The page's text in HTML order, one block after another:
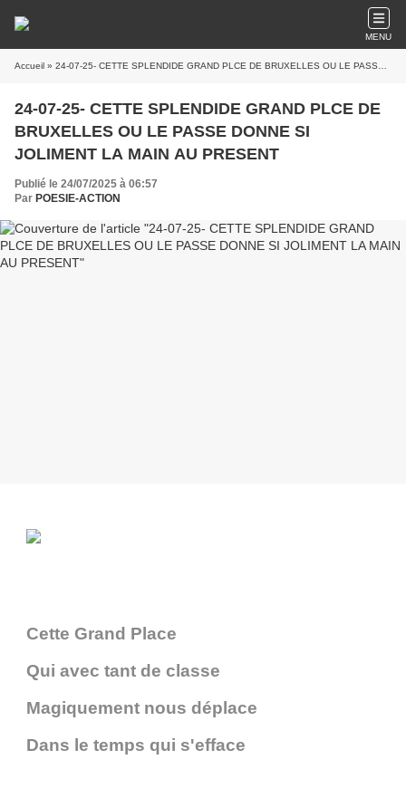
MENU
Accueil » 24-07-25- CETTE SPLENDIDE GRAND PLCE DE BRUXELLES OU LE PASSE DONNE SI JOLIMENT LA MAIN AU PRESENT
24-07-25- CETTE SPLENDIDE GRAND PLCE DE
BRUXELLES OU LE PASSE DONNE SI
JOLIMENT LA MAIN AU PRESENT
Publié le 24/07/2025 à 06:57
Par POESIE-ACTION
Cette Grand Place
Qui avec tant de classe
Magiquement nous déplace
Dans le temps qui s'efface